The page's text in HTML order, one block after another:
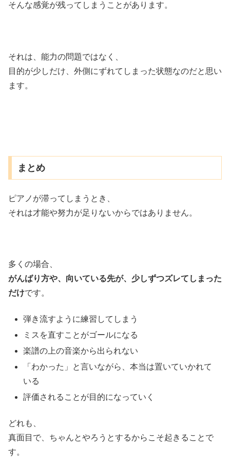
そんな感覚が残ってしまうことがあります。
それは、能力の問題ではなく、
目的が少しだけ、外側にずれてしまった状態なのだと思い
ます。
まとめ
ピアノが滞ってしまうとき、
それは才能や努力が足りないからではありません。
多くの場合、
がんばり方や、向いている先が、少しずつズレてしまった
だけです。
弾き流すように練習してしまう
ミスを直すことがゴールになる
楽譜の上の音楽から出られない
「わかった」と言いながら、本当は置いていかれて
いる
評価されることが目的になっていく
どれも、
真面目で、ちゃんとやろうとするからこそ起きることで
す。